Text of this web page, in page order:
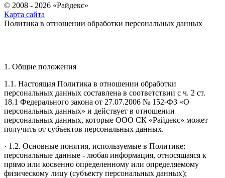
© 2008 - 2026 «Райдекс»
Карта сайта
Политика в отношении обработки персональных данных
1. Общие положения
1.1. Настоящая Политика в отношении обработки
персональных данных составлена в соответствии с ч. 2 ст.
18.1 Федерального закона от 27.07.2006 № 152-ФЗ «О
персональных данных» и действует в отношении
персональных данных, которые ООО СК «Райдекс» может
получить от субъектов персональных данных.
· 1.2. Основные понятия, используемые в Политике:
персональные данные - любая информация, относящаяся к
прямо или косвенно определенному или определяемому
физическому лицу (субъекту персональных данных);